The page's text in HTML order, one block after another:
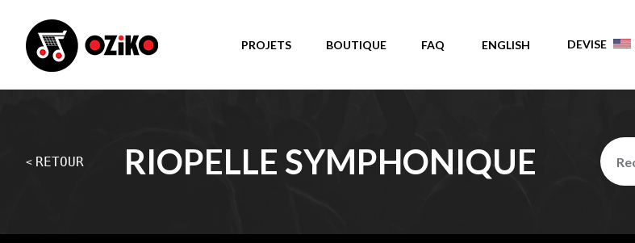
PROJETS BOUTIQUE FAQ ENGLISH DEVISE
< RETOUR RIOPELLE SYMPHONIQUE